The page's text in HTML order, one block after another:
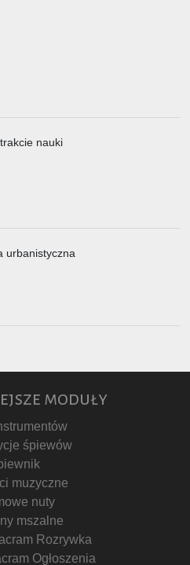
nauki
urbanistyczna
moduły
śpiewów
muzyczne
nuty
mszalne
Rozrywka
Ogłoszenia